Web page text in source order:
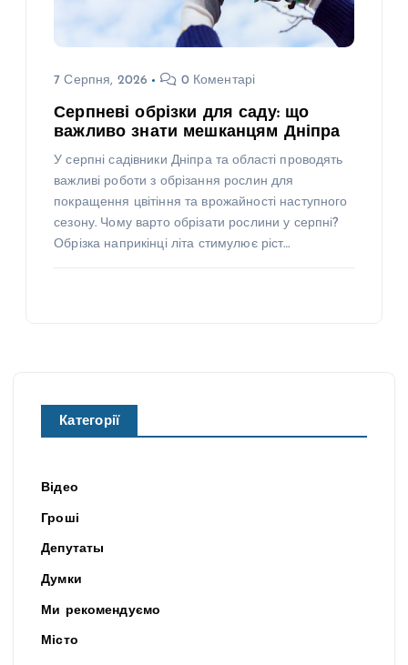
7 Серпня, 2026 0 Коментарі
Серпневі обрізки для саду: що
важливо знати мешканцям Дніпра
У серпні садівники Дніпра та області проводять
важливі роботи з обрізання рослин для
покращення цвітіння та врожайності наступного
сезону. Чому варто обрізати рослини у серпні?
Обрізка наприкінці літа стимулює ріст…
Категорії
Відео
Гроші
Депутаты
Думки
Ми рекомендуємо
Місто